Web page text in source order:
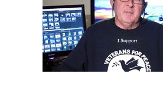
画
は
こ
の
街